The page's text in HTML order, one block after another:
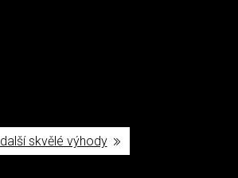
další skvělé výhody